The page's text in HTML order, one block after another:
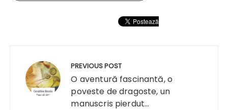
articole
PREVIOUS POST
O aventură fascinantă, o
poveste de dragoste, un
manuscris pierdut...